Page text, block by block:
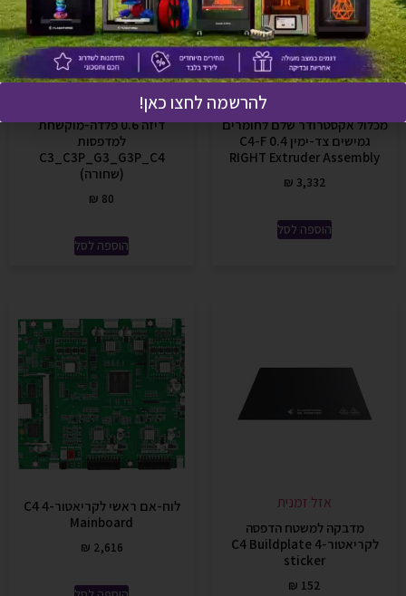
מכלול אקסטרודר שלם לחומרים
גמישים צד-ימין C4-F 0.4
RIGHT Extruder Assembly
₪ 3,332
הוספה לסל
דיזה 0.6 פלדה-מוקשחת
למדפסות
C3_C3P_G3_G3P_C4
(שחורה)
₪ 80
הוספה לסל
אזל זמנית
מדבקה למשטח הדפסה
לקריאטור-4 C4 Buildplate
sticker
₪ 152
לוח-אם ראשי לקריאטור-4 C4
Mainboard
₪ 2,616
להרשמה לחצו כאן!